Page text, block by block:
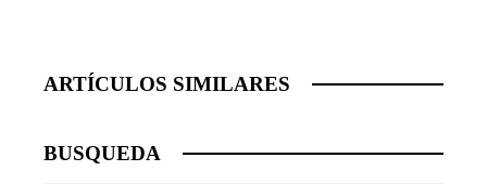
ARTÍCULOS SIMILARES
BUSQUEDA